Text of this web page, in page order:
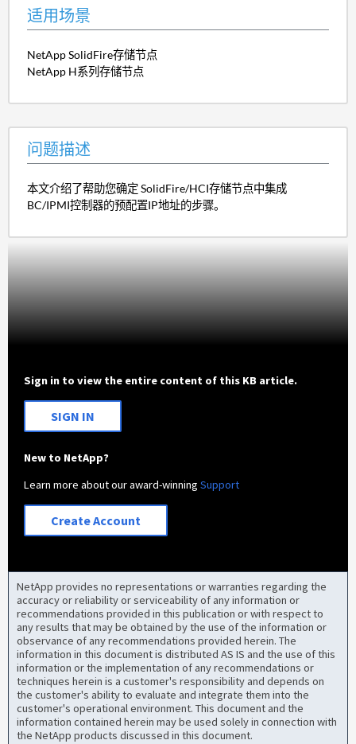
适用场景
NetApp SolidFire存储节点
NetApp H系列存储节点
问题描述
本文介绍了帮助您确定 SolidFire/HCI存储节点中集成
BC/IPMI控制器的预配置IP地址的步骤。
Sign in to view the entire content of this KB article.
SIGN IN
New to NetApp?
Learn more about our award-winningSupport
Create Account
NetApp provides no representations or warranties regarding the
accuracy or reliability or serviceability of any information or
recommendations provided in this publication or with respect to
any results that may be obtained by the use of the information or
observance of any recommendations provided herein. The
information in this document is distributed AS IS and the use of this
information or the implementation of any recommendations or
techniques herein is a customer's responsibility and depends on
the customer's ability to evaluate and integrate them into the
customer's operational environment. This document and the
information contained herein may be used solely in connection with
the NetApp products discussed in this document.